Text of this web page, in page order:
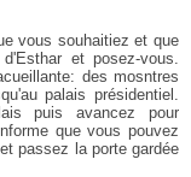
vous souhaitiez et que
et posez-vous.
des mosntres
palais présidentiel.
puis avancez pour
que vous pouvez
passez la porte gardée